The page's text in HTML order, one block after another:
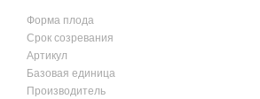
Форма плода
Срок созревания
Артикул
Базовая единица
Производитель